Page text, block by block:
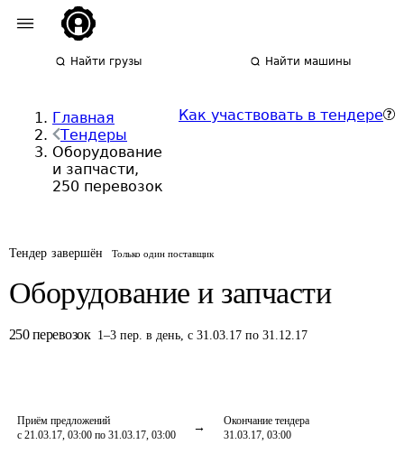
Найти грузы Найти машины
Главная
Тендеры
Оборудование
и запчасти,
250 перевозок
Как участвовать в тендере
Тендер завершён Только один поставщик
Оборудование и запчасти
250 перевозок 1–3 пер. в день,с 31.03.17 по 31.12.17
Приём предложений
с 21.03.17, 03:00 по 31.03.17, 03:00
Окончание тендера
31.03.17, 03:00